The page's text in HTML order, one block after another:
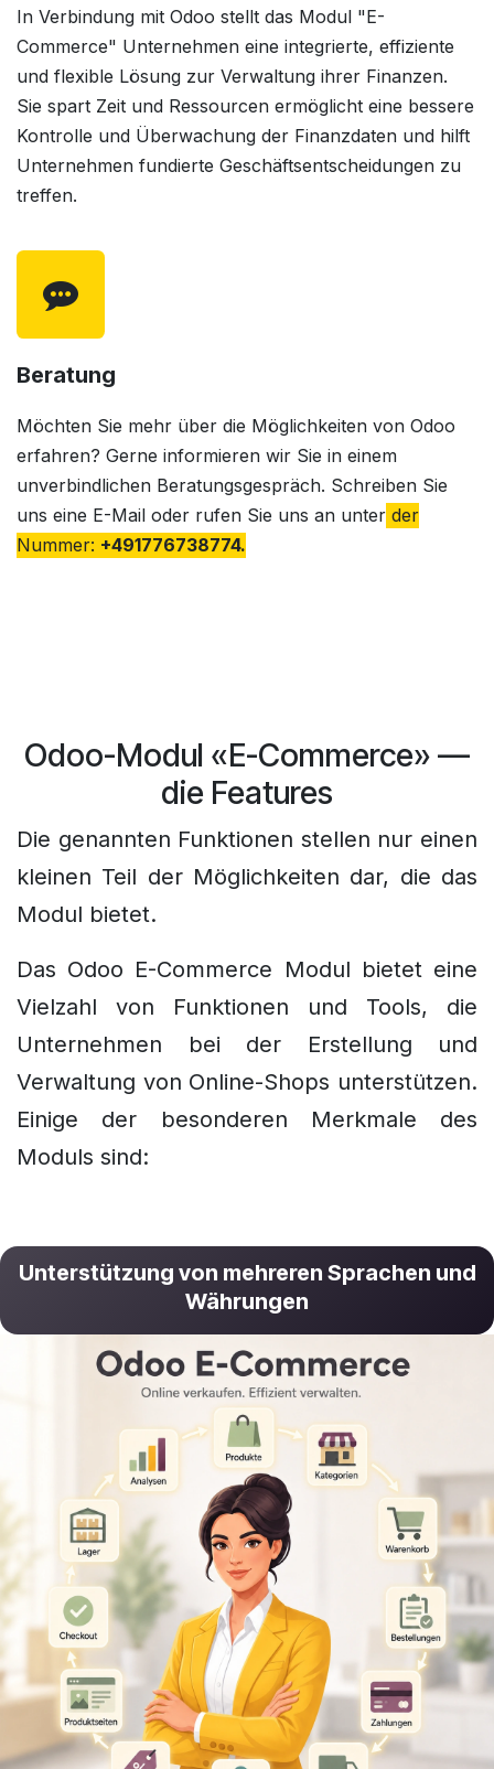
In Verbindung mit Odoo stellt das Modul "E-
Commerce" Unternehmen eine integrierte, effiziente
und flexible Lösung zur Verwaltung ihrer Finanzen.
Sie spart Zeit und Ressourcen ermöglicht eine bessere
Kontrolle und Überwachung der Finanzdaten und hilft
Unternehmen fundierte Geschäftsentscheidungen zu
treffen.
Beratung
Möchten Sie mehr über die Möglichkeiten von Odoo
erfahren? Gerne informieren wir Sie in einem
unverbindlichen Beratungsgespräch. Schreiben Sie
uns eine E-Mail oder rufen Sie uns an unter der
Nummer: +491776738774.
Odoo-Modul «E-Commerce» —
die Features
Die genannten Funktionen stellen nur einen
kleinen Teil der Möglichkeiten dar, die das
Modul bietet.
Das Odoo E-Commerce Modul bietet eine
Vielzahl von Funktionen und Tools, die
Unternehmen bei der Erstellung und
Verwaltung von Online-Shops unterstützen.
Einige der besonderen Merkmale des
Moduls sind:
Unterstützung von mehreren Sprachen und
Währungen